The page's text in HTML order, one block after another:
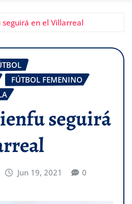
seguirá en el Villarreal
FÚTBOL FEMENINO
seguirá
Jun 19, 2021 0